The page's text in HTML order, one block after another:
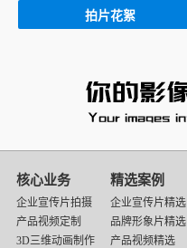
拍片花絮
核心业务
企业宣传片拍摄
产品视频定制
3D三维动画制作
精选案例
企业宣传片精选
品牌形象片精选
产品视频精选